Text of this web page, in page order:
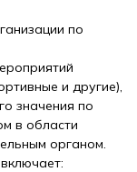
по
и другие),
значения по
в области
органом.